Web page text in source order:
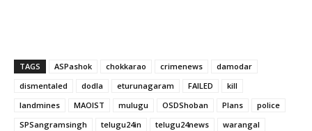
TAGS ASPashok chokkarao crimenews
damodar
dismentaled
dodla eturunagaram FAILED
kill
landmines
MAOIST mulugu OSDShoban Plans
police
SPSangramsingh
telugu24in telugu24news warangal